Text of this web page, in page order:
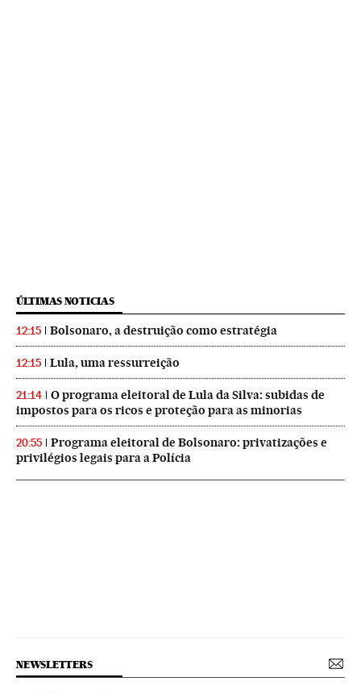
ÚLTIMAS NOTICIAS
12:15 Bolsonaro, a destruição como estratégia
12:15 Lula, uma ressurreição
21:14
O programa eleitoral de Lula da Silva: subidas de
impostos para os ricos e proteção para as minorias
20:55
Programa eleitoral de Bolsonaro: privatizações e
privilégios legais para a Polícia
NEWSLETTERS